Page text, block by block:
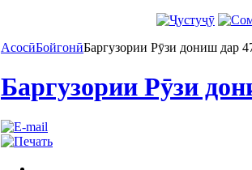
АсосӣБойгонӣБаргузории Рӯзи дониш дар
Баргузории Рӯзи